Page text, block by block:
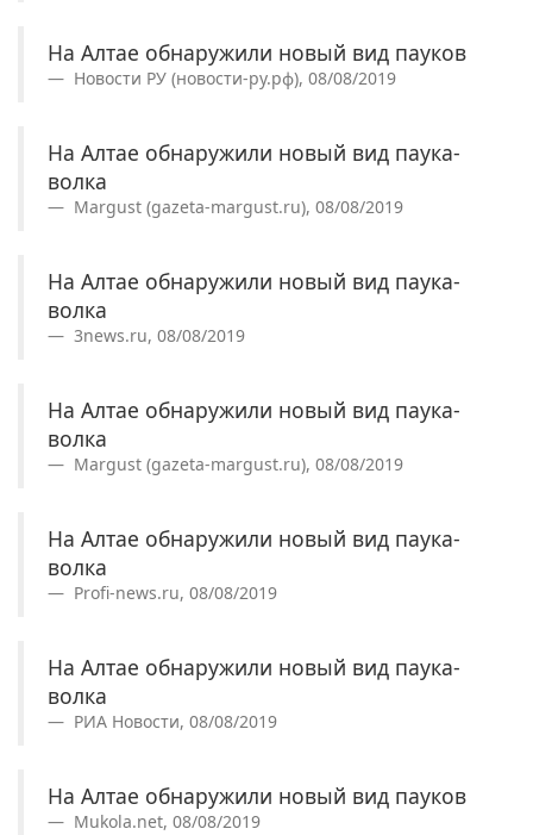
На Алтае обнаружили новый вид пауков
Новости РУ (новости-ру.рф), 08/08/2019
На Алтае обнаружили новый вид паука-
волка
Margust (gazeta-margust.ru), 08/08/2019
На Алтае обнаружили новый вид паука-
волка
3news.ru, 08/08/2019
На Алтае обнаружили новый вид паука-
волка
Margust (gazeta-margust.ru), 08/08/2019
На Алтае обнаружили новый вид паука-
волка
Profi-news.ru, 08/08/2019
На Алтае обнаружили новый вид паука-
волка
РИА Новости, 08/08/2019
На Алтае обнаружили новый вид пауков
Mukola.net, 08/08/2019